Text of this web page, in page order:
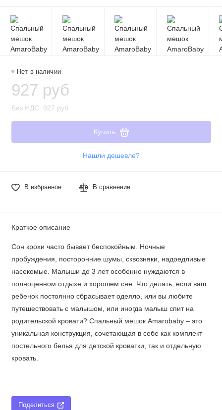
Нет в наличии
927 руб
Без НДС: 927 руб
Купить
Нашли дешевле?
В избранное В сравнение
Краткое описание
Сон крохи часто бывает беспокойным. Ночные
пробуждения, посторонние шумы, сквозняки, надоедливые
насекомые. Малыши до 3 лет особенно нуждаются в
полноценном отдыхе и хорошем сне. Что делать, если ваш
ребенок постоянно сбрасывает одеяло, или вы любите
путешествовать с малышом, или иногда малыш спит на
родительской кровати? Спальный мешок Amarobaby – это
уникальная конструкция, сочетающая в себе как комплект
постельного белья для детской кроватки, так и отдельную
кровать.
Поделиться